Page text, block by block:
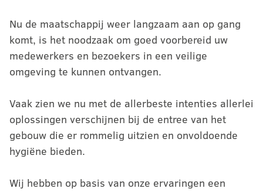
Nu de maatschappij weer langzaam aan op gang
komt, is het noodzaak om goed voorbereid uw
medewerkers en bezoekers in een veilige
omgeving te kunnen ontvangen.
Vaak zien we nu met de allerbeste intenties allerlei
oplossingen verschijnen bij de entree van het
gebouw die er rommelig uitzien en onvoldoende
hygiëne bieden.
Wij hebben op basis van onze ervaringen een